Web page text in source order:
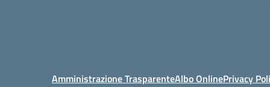
Amministrazione TrasparenteAlbo OnlinePrivacy